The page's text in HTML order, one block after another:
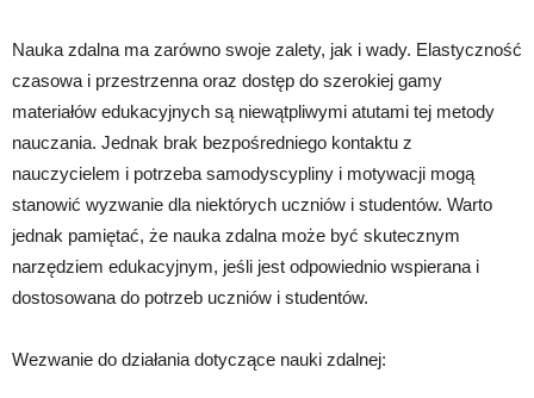
Nauka zdalna ma zarówno swoje zalety, jak i wady. Elastyczność
czasowa i przestrzenna oraz dostęp do szerokiej gamy
materiałów edukacyjnych są niewątpliwymi atutami tej metody
nauczania. Jednak brak bezpośredniego kontaktu z
nauczycielem i potrzeba samodyscypliny i motywacji mogą
stanowić wyzwanie dla niektórych uczniów i studentów. Warto
jednak pamiętać, że nauka zdalna może być skutecznym
narzędziem edukacyjnym, jeśli jest odpowiednio wspierana i
dostosowana do potrzeb uczniów i studentów.
Wezwanie do działania dotyczące nauki zdalnej: